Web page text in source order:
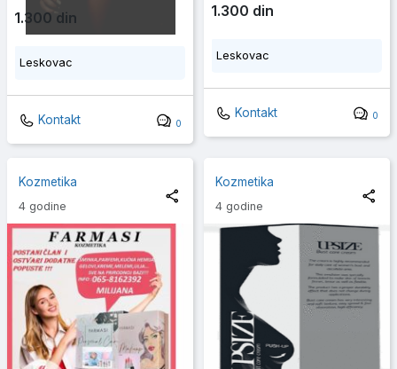
1.300 din
Leskovac
Kontakt 0
1.300 din
Leskovac
Kontakt 0
Kozmetika
4 godine
Kozmetika
4 godine